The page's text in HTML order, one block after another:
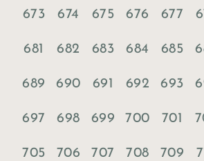
673 674 675 676 677
681 682 683 684 685
689 690 691 692 693
697 698 699 700 701
705 706 707 708 709